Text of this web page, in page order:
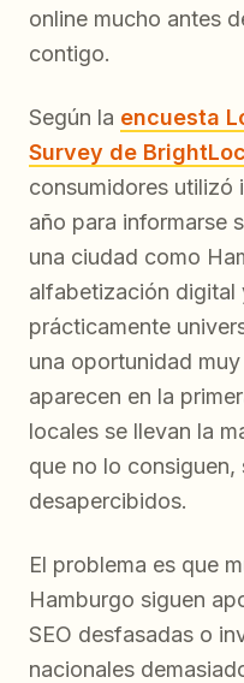
online mucho antes
contigo.
Según la encuesta
Survey de
consumidores utilizó
año para informarse
una ciudad como
alfabetización digital
prácticamente
una oportunidad
aparecen en la
locales se llevan la
que no lo consiguen,
desapercibidos.
El problema es que
Hamburgo siguen
SEO desfasadas o
nacionales